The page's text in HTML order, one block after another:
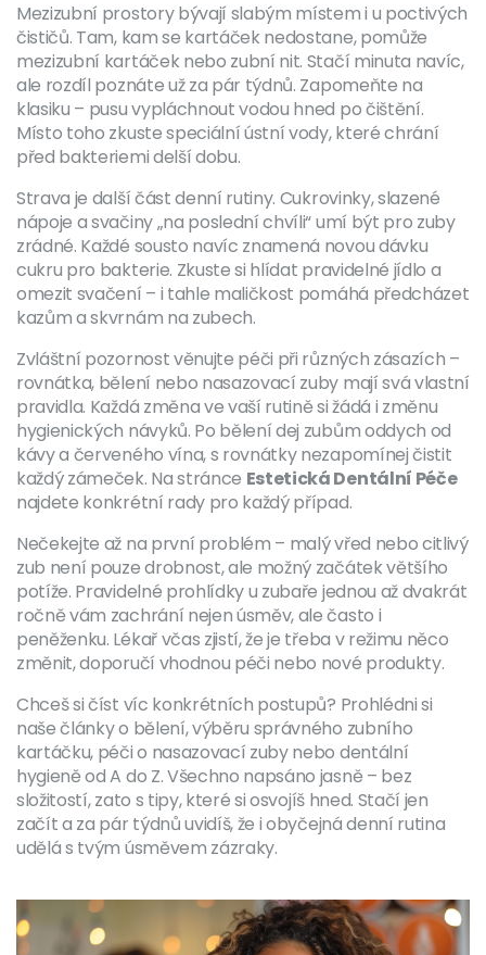
Mezizubní prostory bývají slabým místem i u poctivých
čističů. Tam, kam se kartáček nedostane, pomůže
mezizubní kartáček nebo zubní nit. Stačí minuta navíc,
ale rozdíl poznáte už za pár týdnů. Zapomeňte na
klasiku – pusu vypláchnout vodou hned po čištění.
Místo toho zkuste speciální ústní vody, které chrání
před bakteriemi delší dobu.
Strava je další část denní rutiny. Cukrovinky, slazené
nápoje a svačiny „na poslední chvíli“ umí být pro zuby
zrádné. Každé sousto navíc znamená novou dávku
cukru pro bakterie. Zkuste si hlídat pravidelné jídlo a
omezit svačení – i tahle maličkost pomáhá předcházet
kazům a skvrnám na zubech.
Zvláštní pozornost věnujte péči při různých zásazích –
rovnátka, bělení nebo nasazovací zuby mají svá vlastní
pravidla. Každá změna ve vaší rutině si žádá i změnu
hygienických návyků. Po bělení dej zubům oddych od
kávy a červeného vína, s rovnátky nezapomínej čistit
každý zámeček. Na stránce Estetická Dentální Péče
najdete konkrétní rady pro každý případ.
Nečekejte až na první problém – malý vřed nebo citlivý
zub není pouze drobnost, ale možný začátek většího
potíže. Pravidelné prohlídky u zubaře jednou až dvakrát
ročně vám zachrání nejen úsměv, ale často i
peněženku. Lékař včas zjistí, že je třeba v režimu něco
změnit, doporučí vhodnou péči nebo nové produkty.
Chceš si číst víc konkrétních postupů? Prohlédni si
naše články o bělení, výběru správného zubního
kartáčku, péči o nasazovací zuby nebo dentální
hygieně od A do Z. Všechno napsáno jasně – bez
složitostí, zato s tipy, které si osvojíš hned. Stačí jen
začít a za pár týdnů uvidíš, že i obyčejná denní rutina
udělá s tvým úsměvem zázraky.